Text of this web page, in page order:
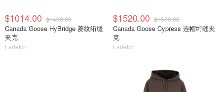
$1014.00 $1400.00
Canada Goose HyBridge 菱纹绗缝
夹克
Farfetch
$1520.00 $1600.00
Canada Goose Cypress 连帽绗缝夹
克
Farfetch